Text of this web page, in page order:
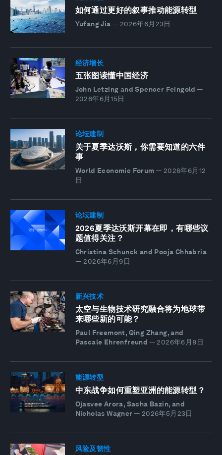
如何通过更好的叙事推动能源转型
Yufang Jia — 2026年6月23日
经济增长
五张图读懂中国经济
John Letzing and Spencer Feingold —
2026年6月15日
论坛建制
关于夏季达沃斯，你需要知道的六件
事
World Economic Forum — 2026年6月12
日
论坛建制
2026夏季达沃斯开幕在即，有哪些议
题值得关注？
Christina Schunck and Pooja Chhabria
— 2026年6月9日
新兴技术
太空与生物技术研究融合将为地球带
来哪些新的可能？
Paul Freemont, Qing Zhang, and
Pascale Ehrenfreund — 2026年6月8日
能源转型
中东战争如何重塑亚洲的能源转型？
Ojasvee Arora, Sacha Bazin, and
Nicholas Wagner — 2026年5月23日
风险及韧性